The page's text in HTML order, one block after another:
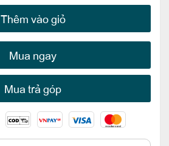
Thêm vào giỏ
Mua ngay
Mua trả góp